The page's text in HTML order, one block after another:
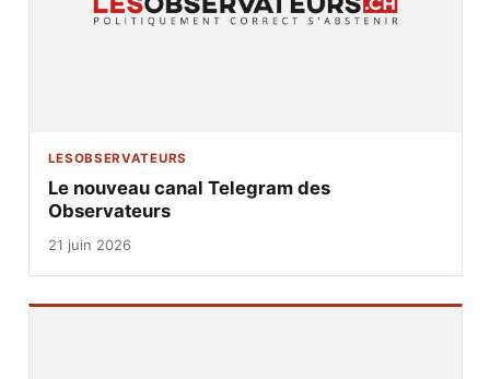
LESOBSERVATEURS
Le nouveau canal Telegram des
Observateurs
21 juin 2026